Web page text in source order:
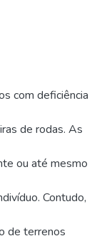
com deficiência
de rodas. As
ou até mesmo
Contudo,
de terrenos